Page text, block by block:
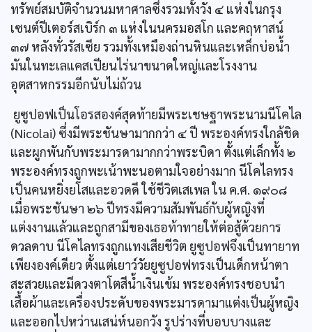
ทรัพย์สมบัติจำนวนมหาศาลซึ่งรวมทั้งวัง ๔ แห่งในกรุง
เซนต์ปีเตอร์สเบิร์ก ๓ แห่งในนครมอสโก และคฤหาสน์
๓๗ หลังทั่วรัสเซีย รวมทั้งเหมืองถ่านหินและเหล็กบ่อน้ำ
มันในทะเลแคสเปียนไร่นาขนาดใหญ่และโรงงาน
อุตสาหกรรมอีกนับไม่ถ้วน
ยูซูปอฟเป็นโอรสองค์สุดท้ายมีพระเชษฐาพระนามนีโคไล
(Nicolai) ซึ่งมีพระชันษามากกว่า ๔ ปี พระองค์ทรงใกล้ชิด
และผูกพันกับพระมารดามากกว่าพระบิดา ตั้งแต่เล็กทั้ง ๒
พระองค์ทรงถูกพะเน้าพะนอตามใจอย่างมาก นีโคไลทรง
เป็นคนหยิ่งยโสและอวดดี ใช้ชีวิตเสเพล ใน ค.ศ. ๑๙๐๘
เมื่อพระชันษา ๒๖ ปีทรงมีความสัมพันธ์กับผู้หญิงที่
แต่งงานแล้วและถูกสามีของเธอท้าทายให้ต่อสู้ด้วยการ
ดวลดาบ นีโคไลทรงถูกแทงเสียชีวิต ยูซูปอฟจึงเป็นทายาท
เพียงองค์เดียว ตั้งแต่เยาว์วัยยูซูปอฟทรงเป็นเด็กหน้าตา
สะสวยและมีดวงตาโตสีน้ำเงินเข้ม พระองค์ทรงชอบนำ
เสื้อผ้าและเครื่องประดับของพระมารดามาแต่งเป็นผู้หญิง
และออกไปหว่านเสน่ห์นอกวัง รูปร่างที่บอบบางและ